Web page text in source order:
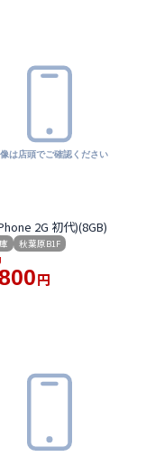
2G 初代)(8GB)
秋葉原B1F
円